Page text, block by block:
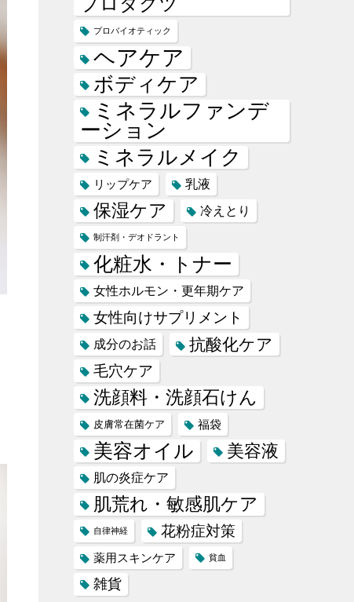
プロバイオティック
ヘアケア
ボディケア
ミネラルファンデ
ーション
ミネラルメイク
リップケア 乳液
保湿ケア 冷えとり
制汗剤・デオドラント
化粧水・トナー
女性ホルモン・更年期ケア
女性向けサプリメント
成分のお話 抗酸化ケア
毛穴ケア
洗顔料・洗顔石けん
皮膚常在菌ケア 福袋
美容オイル 美容液
肌の炎症ケア
肌荒れ・敏感肌ケア
自律神経 花粉症対策
薬用スキンケア 貧血
雑貨